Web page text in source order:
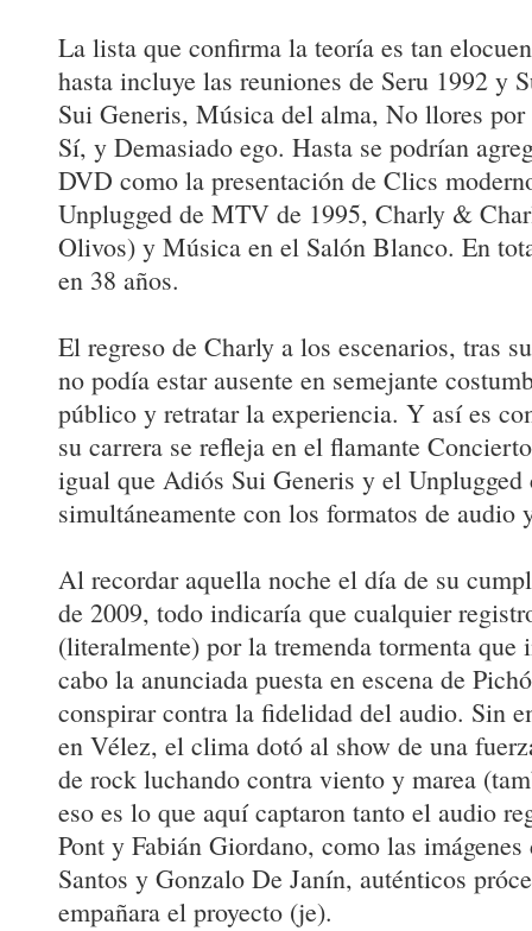
La lista que confirma la teoría es tan
hasta incluye las reuniones de Seru 1992 y
Sui Generis, Música del alma, No llores
Sí, y Demasiado ego. Hasta se podrían
DVD como la presentación de Clics
Unplugged de MTV de 1995, Charly &
Olivos) y Música en el Salón Blanco. En
en 38 años.
El regreso de Charly a los escenarios, tras
no podía estar ausente en semejante
público y retratar la experiencia. Y así es
su carrera se refleja en el flamante
igual que Adiós Sui Generis y el Unplugged
simultáneamente con los formatos de audio
Al recordar aquella noche el día de su
de 2009, todo indicaría que cualquier
(literalmente) por la tremenda tormenta
cabo la anunciada puesta en escena de
conspirar contra la fidelidad del audio. Sin
en Vélez, el clima dotó al show de una
de rock luchando contra viento y marea
eso es lo que aquí captaron tanto el audio
Pont y Fabián Giordano, como las
Santos y Gonzalo De Janín, auténticos
empañara el proyecto (je).